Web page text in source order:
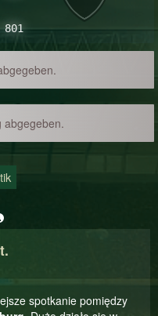
801
abgegeben.
spotkanie pomiędzy